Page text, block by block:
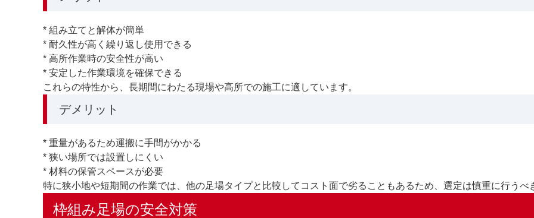
* 組み立てと解体が簡単
* 耐久性が高く繰り返し使用できる
* 高所作業時の安全性が高い
* 安定した作業環境を確保できる
これらの特性から、長期間にわたる現場や高所での施工に適しています。
デメリット
* 重量があるため運搬に手間がかかる
* 狭い場所では設置しにくい
* 材料の保管スペースが必要
特に狭小地や短期間の作業では、他の足場タイプと比較してコスト面で劣ることもあるため、選定は慎重に行うべ
枠組み足場の安全対策